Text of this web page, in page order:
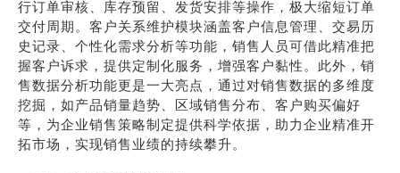
行订单审核、库存预留、发货安排等操作，极大缩短订单
交付周期。客户关系维护模块涵盖客户信息管理、交易历
史记录、个性化需求分析等功能，销售人员可借此精准把
握客户诉求，提供定制化服务，增强客户黏性。此外，销
售数据分析功能更是一大亮点，通过对销售数据的多维度
挖掘，如产品销量趋势、区域销售分布、客户购买偏好
等，为企业销售策略制定提供科学依据，助力企业精准开
拓市场，实现销售业绩的持续攀升。